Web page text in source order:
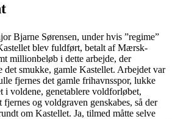
Bjarne Sørensen, under hvis ”regime”
blev fuldført, betalt af Mærsk-
millionbeløb i dette arbejde, der
det smukke, gamle Kastellet. Arbejdet var
fjernes det gamle frihavnsspor, lukke
i voldene, genetablere voldforløbet,
og voldgraven genskabes, så der
om Kastellet. Ja, tilmed måtte selve